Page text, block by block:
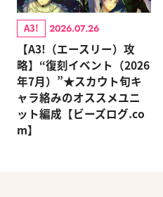
A3! 2026.07.26
【A3!（エースリー）攻
略】“復刻イベント（2026
年7月）”★スカウト旬キ
ャラ絡みのオススメユニ
ット編成【ビーズログ.co
m】